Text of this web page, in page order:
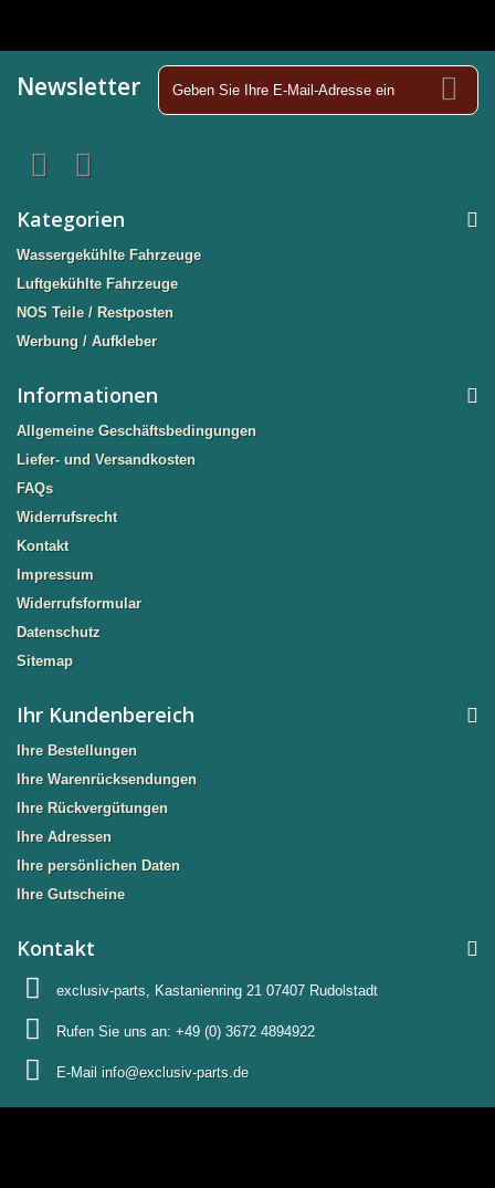
Newsletter
Kategorien
Wassergekühlte Fahrzeuge
Luftgekühlte Fahrzeuge
NOS Teile / Restposten
Werbung / Aufkleber
Informationen
Allgemeine Geschäftsbedingungen
Liefer- und Versandkosten
FAQs
Widerrufsrecht
Kontakt
Impressum
Widerrufsformular
Datenschutz
Sitemap
Ihr Kundenbereich
Ihre Bestellungen
Ihre Warenrücksendungen
Ihre Rückvergütungen
Ihre Adressen
Ihre persönlichen Daten
Ihre Gutscheine
Kontakt
exclusiv-parts, Kastanienring 21 07407 Rudolstadt
Rufen Sie uns an: +49 (0) 3672 4894922
E-Mail info@exclusiv-parts.de